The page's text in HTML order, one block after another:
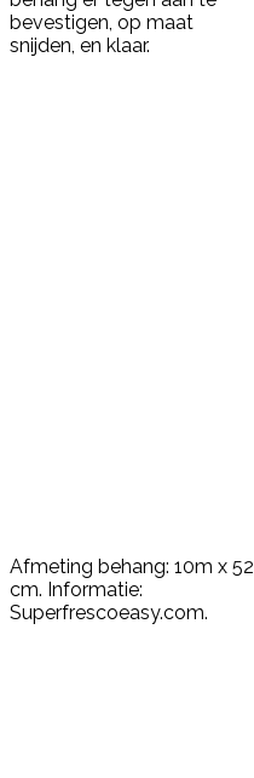
bevestigen, op maat
snijden, en klaar.
Afmeting behang: 10m x 52
cm. Informatie:
Superfrescoeasy.com.